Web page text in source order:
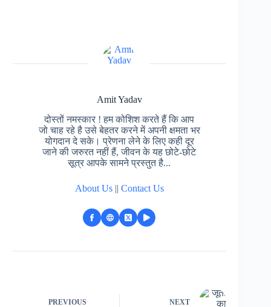
Amit Yadav
दोस्तों नमस्कार ! हम कोशिश करते हैं कि आप
जो चाह रहे है उसे बेहतर करने में अपनी क्षमता भर
योगदान दे सके। प्रेणना लेने के लिए कही दूर
जाने की जरुरत नहीं हैं, जीवन के यह छोटे-छोटे
सूत्र आपके सामने प्रस्तुत है...
About Us|| Contact Us
PREVIOUS NEXT